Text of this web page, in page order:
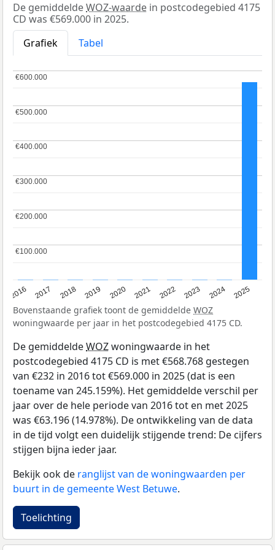
De gemiddeldeWOZ-waarde in postcodegebied 4175
CD was €569.000 in 2025.
Grafiek
Tabel
2016 2017 2018 2019 2020 2021 2022 2023 2024 2025
€100.000
€100.000
€200.000
€200.000
€300.000
€300.000
€400.000
€400.000
€500.000
€500.000
€600.000
€600.000
Bovenstaande grafiek toont de gemiddelde WOZ
woningwaarde per jaar in het postcodegebied 4175 CD.
De gemiddeldeWOZwoningwaarde in het
postcodegebied 4175 CD is met €568.768 gestegen
van €232 in 2016 tot €569.000 in 2025 (dat is een
toename van 245.159%). Het gemiddelde verschil per
jaar over de hele periode van 2016 tot en met 2025
was €63.196 (14.978%). De ontwikkeling van de data
in de tijd volgt een duidelijk stijgende trend: De cijfers
stijgen bijna ieder jaar.
Bekijk ook de ranglijst van de woningwaarden per
buurt in de gemeente West Betuwe.
Toelichting